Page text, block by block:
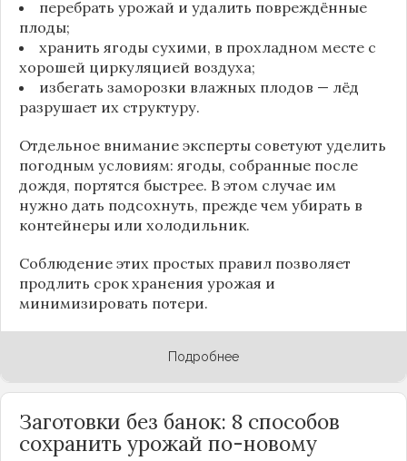
перебрать урожай и удалить повреждённые
плоды;
хранить ягоды сухими, в прохладном месте с
хорошей циркуляцией воздуха;
избегать заморозки влажных плодов — лёд
разрушает их структуру.
Отдельное внимание эксперты советуют уделить
погодным условиям: ягоды, собранные после
дождя, портятся быстрее. В этом случае им
нужно дать подсохнуть, прежде чем убирать в
контейнеры или холодильник.
Соблюдение этих простых правил позволяет
продлить срок хранения урожая и
минимизировать потери.
Подробнее
Заготовки без банок: 8 способов
сохранить урожай по-новому